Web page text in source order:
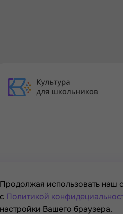
Продолжая использовать наш
с Политикой
настройки Вашего браузера.